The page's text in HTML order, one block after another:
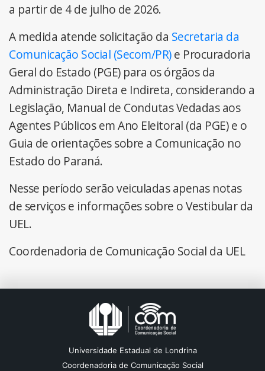
a partir de 4 de julho de 2026.
A medida atende solicitação da Secretaria da
Comunicação Social (Secom/PR)e Procuradoria
Geral do Estado (PGE) para os órgãos da
Administração Direta e Indireta, considerando a
Legislação, Manual de Condutas Vedadas aos
Agentes Públicos em Ano Eleitoral (da PGE) e o
Guia de orientações sobre a Comunicação no
Estado do Paraná.
Nesse período serão veiculadas apenas notas
de serviços e informações sobre o Vestibular da
UEL.
Coordenadoria de Comunicação Social da UEL
Universidade Estadual de Londrina
Coordenadoria de Comunicação Social